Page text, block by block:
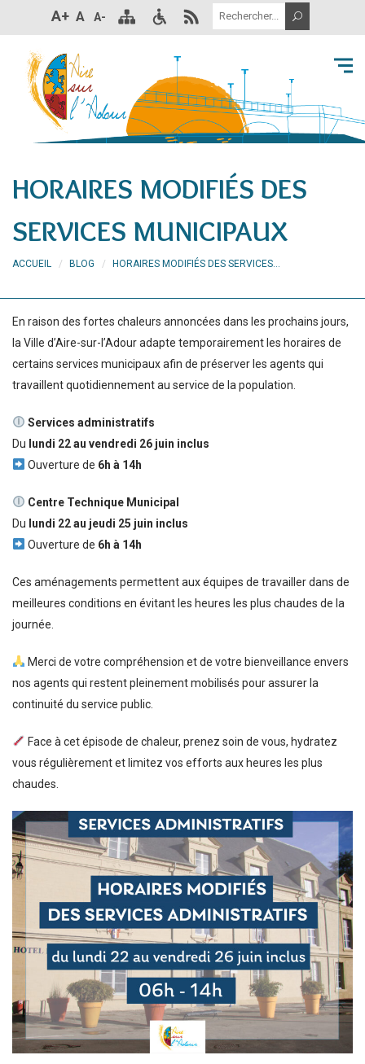
A+ A A-
HORAIRES MODIFIÉS DES
SERVICES MUNICIPAUX
ACCUEIL BLOG HORAIRES MODIFIÉS DES SERVICES...
En raison des fortes chaleurs annoncées dans les prochains jours,
la Ville d’Aire-sur-l’Adour adapte temporairement les horaires de
certains services municipaux afin de préserver les agents qui
travaillent quotidiennement au service de la population.
Services administratifs
Du lundi 22 au vendredi 26 juin inclus
Ouverture de 6h à 14h
Centre Technique Municipal
Du lundi 22 au jeudi 25 juin inclus
Ouverture de 6h à 14h
Ces aménagements permettent aux équipes de travailler dans de
meilleures conditions en évitant les heures les plus chaudes de la
journée.
Merci de votre compréhension et de votre bienveillance envers
nos agents qui restent pleinement mobilisés pour assurer la
continuité du service public.
Face à cet épisode de chaleur, prenez soin de vous, hydratez
vous régulièrement et limitez vos efforts aux heures les plus
chaudes.